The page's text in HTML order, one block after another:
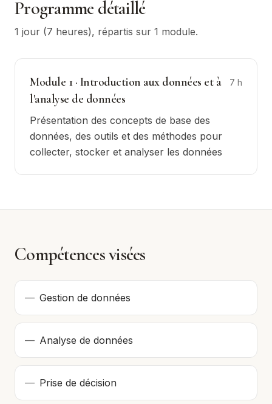
Programme détaillé
1 jour (7 heures), répartis sur 1 module.
Module 1· Introduction aux données et à
l'analyse de données
7 h
Présentation des concepts de base des
données, des outils et des méthodes pour
collecter, stocker et analyser les données
Compétences visées
— Gestion de données
— Analyse de données
— Prise de décision